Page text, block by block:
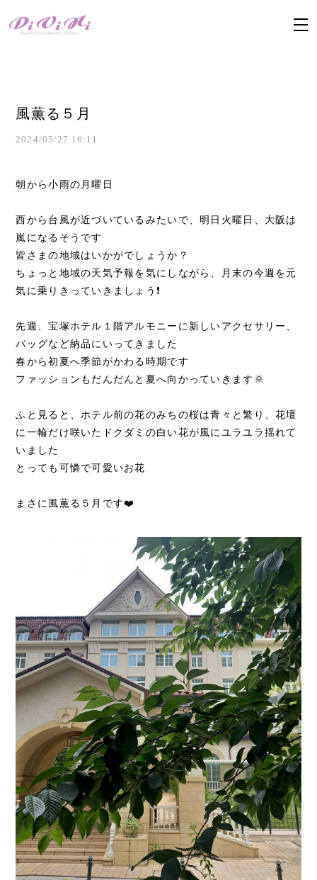
風薫る５月
2024/05/27 16:11
朝から小雨の月曜日
西から台風が近づいているみたいで、明日火曜日、大阪は
嵐になるそうです
皆さまの地域はいかがでしょうか？
ちょっと地域の天気予報を気にしながら、月末の今週を元
気に乗りきっていきましょう❗
先週、宝塚ホテル１階アルモニーに新しいアクセサリー、
バッグなど納品にいってきました
春から初夏へ季節がかわる時期です
ファッションもだんだんと夏へ向かっていきます🌞
ふと見ると、ホテル前の花のみちの桜は青々と繁り、花壇
に一輪だけ咲いたドクダミの白い花が風にユラユラ揺れて
いました
とっても可憐で可愛いお花
まさに風薫る５月です❤️